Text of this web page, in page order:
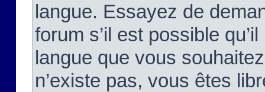
langue. Essayez de
forum s’il est possible
langue que vous
n’existe pas, vous êtes